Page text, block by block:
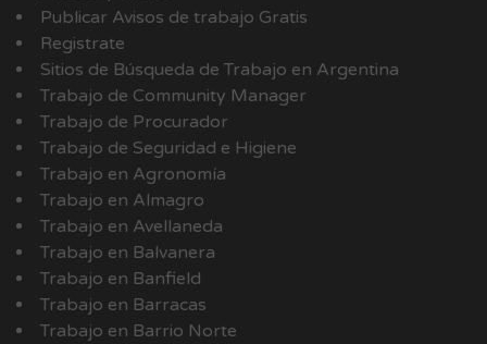
Publicar Avisos de trabajo Gratis
Registrate
Sitios de Búsqueda de Trabajo en Argentina
Trabajo de Community Manager
Trabajo de Procurador
Trabajo de Seguridad e Higiene
Trabajo en Agronomía
Trabajo en Almagro
Trabajo en Avellaneda
Trabajo en Balvanera
Trabajo en Banfield
Trabajo en Barracas
Trabajo en Barrio Norte